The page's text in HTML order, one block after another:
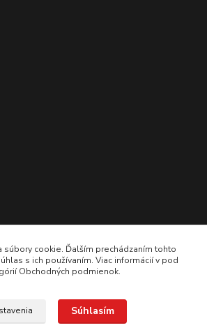
212 007
16:00 hod
súbory cookie. Ďalším prechádzaním tohto
s ich používaním. Viac informácií v pod
Obchodných podmienok.
Súhlasím